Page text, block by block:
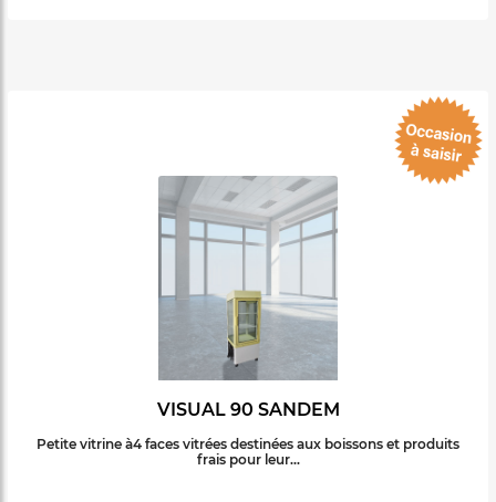
VISUAL 90 SANDEM
Petite vitrine à4 faces vitrées destinées aux boissons et produits
frais pour leur...